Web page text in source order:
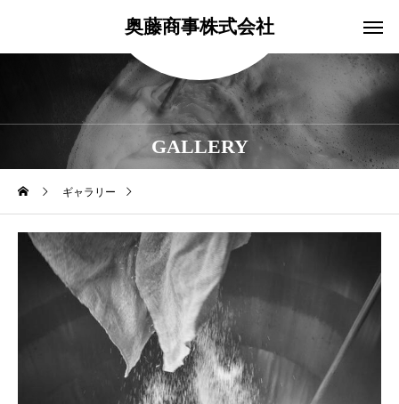
奥藤商事株式会社
GALLERY
ギャラリー